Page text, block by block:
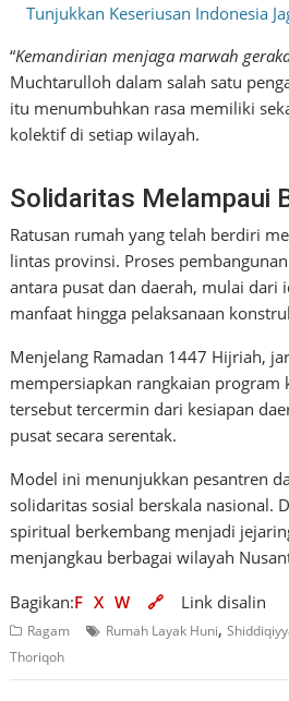
Tunjukkan Keseriusan Indonesia
“Kemandirian menjaga marwah
Muchtarulloh dalam salah satu
itu menumbuhkan rasa memiliki
kolektif di setiap wilayah.
Solidaritas Melampaui
Ratusan rumah yang telah berdiri
lintas provinsi. Proses
antara pusat dan daerah, mulai dari
manfaat hingga pelaksanaan
Menjelang Ramadan 1447 Hijriah,
mempersiapkan rangkaian program
tersebut tercermin dari kesiapan
pusat secara serentak.
Model ini menunjukkan pesantren
solidaritas sosial berskala nasional.
spiritual berkembang menjadi
menjangkau berbagai wilayah
Bagikan:F X W 🔗 Link disalin
Ragam Rumah Layak Huni,
Thoriqoh